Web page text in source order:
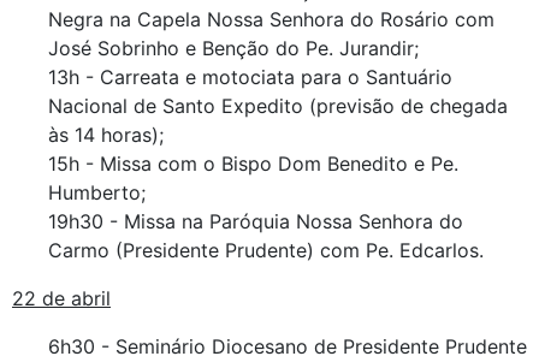
Negra na Capela Nossa Senhora do Rosário com
José Sobrinho e Benção do Pe. Jurandir;
13h - Carreata e motociata para o Santuário
Nacional de Santo Expedito (previsão de chegada
às 14 horas);
15h - Missa com o Bispo Dom Benedito e Pe.
Humberto;
19h30 - Missa na Paróquia Nossa Senhora do
Carmo (Presidente Prudente) com Pe. Edcarlos.
22 de abril
6h30 - Seminário Diocesano de Presidente Prudente